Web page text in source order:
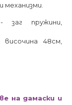
механизми.
пружини,
48см,
на дамаски и